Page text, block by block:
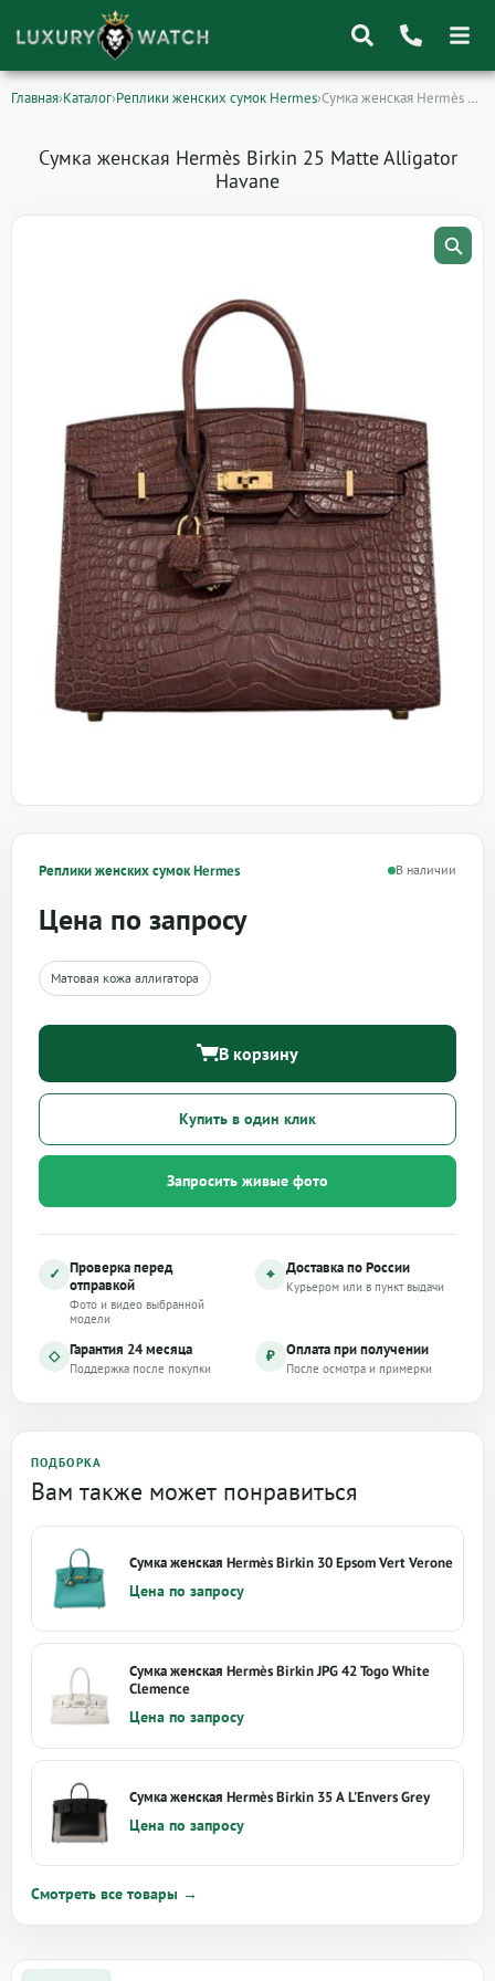
Главная›Каталог›Реплики женских сумок Hermes› Сумка женская Hermès Birkin 25 Matte Alligator…
Сумка женская Hermès Birkin 25 Matte Alligator
Havane
Реплики женских сумок Hermes В наличии
Цена по запросу
Матовая кожа аллигатора
В корзину
Купить в один клик
Запросить живые фото
✓ Проверка перед
отправкой
Фото и видео выбранной
модели
⌖ Доставка по России
Курьером или в пункт выдачи
◇ Гарантия 24 месяца
Поддержка после покупки
₽ Оплата при получении
После осмотра и примерки
ПОДБОРКА
Вам также может понравиться
Сумка женская Hermès Birkin 30 Epsom Vert Verone
Цена по запросу
Сумка женская Hermès Birkin JPG 42 Togo White
Clemence
Цена по запросу
Сумка женская Hermès Birkin 35 A L'Envers Grey
Цена по запросу
Смотреть все товары →